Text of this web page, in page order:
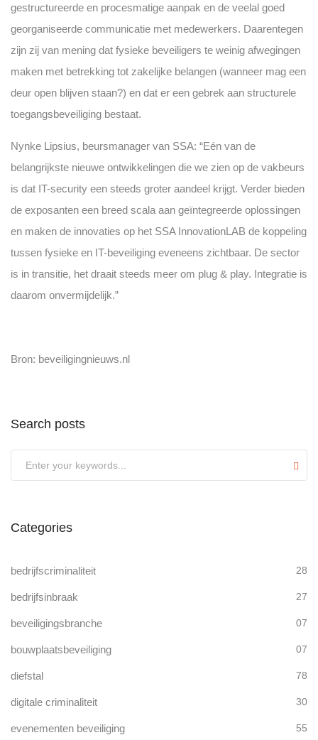
gestructureerde en procesmatige aanpak en de veelal goed
georganiseerde communicatie met medewerkers. Daarentegen
zijn zij van mening dat fysieke beveiligers te weinig afwegingen
maken met betrekking tot zakelijke belangen (wanneer mag een
deur open blijven staan?) en dat er een gebrek aan structurele
toegangsbeveiliging bestaat.
Nynke Lipsius, beursmanager van SSA: “Eén van de
belangrijkste nieuwe ontwikkelingen die we zien op de vakbeurs
is dat IT-security een steeds groter aandeel krijgt. Verder bieden
de exposanten een breed scala aan geïntegreerde oplossingen
en maken de innovaties op het SSA InnovationLAB de koppeling
tussen fysieke en IT-beveiliging eveneens zichtbaar. De sector
is in transitie, het draait steeds meer om plug & play. Integratie is
daarom onvermijdelijk.”
Bron: beveiligingnieuws.nl
Search posts
Categories
bedrijfscriminaliteit 28
bedrijfsinbraak 27
beveiligingsbranche 07
bouwplaatsbeveiliging 07
diefstal 78
digitale criminaliteit 30
evenementen beveiliging 55